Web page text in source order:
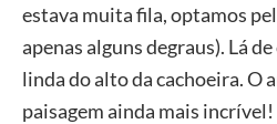
estava muita fila, optamos
apenas alguns degraus). Lá
linda do alto da cachoeira. O
paisagem ainda mais incrível!